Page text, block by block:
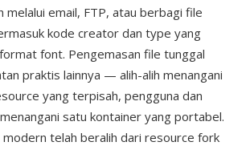
melalui email, FTP, atau berbagi file
kode creator dan type yang
font. Pengemasan file tunggal
praktis lainnya — alih-alih menangani
yang terpisah, pengguna dan
satu kontainer yang portabel.
modern telah beralih dari resource fork